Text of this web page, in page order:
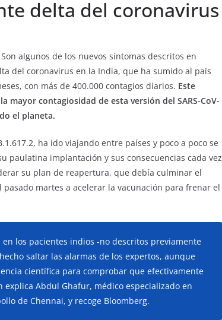
delta del coronavirus
Son algunos de los nuevos síntomas descritos en
del coronavirus en la India, que ha sumido al país
con más de 400.000 contagios diarios. Este
contagiosidad de esta versión del SARS-CoV-
el planeta.
ha ido viajando entre países y poco a poco se
paulatina implantación y sus consecuencias cada vez
su plan de reapertura, que debía culminar el
martes a acelerar la vacunación para frenar el
los pacientes indios -no descritos previamente
saltar las alarmas de los expertos, aunque
científica para comprobar que efectivamente
explica Abdul Ghafur, médico especializado en
de Chennai, y recoge Bloomberg.